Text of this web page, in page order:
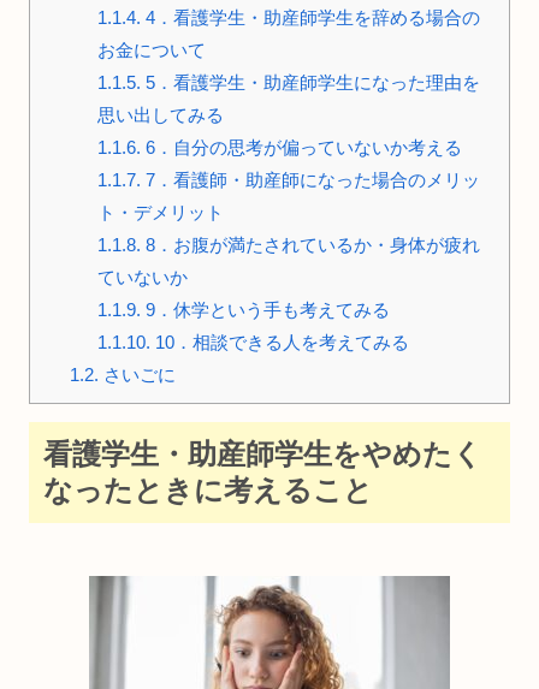
1.1.4. 4．看護学生・助産師学生を辞める場合の
お金について
1.1.5. 5．看護学生・助産師学生になった理由を
思い出してみる
1.1.6. 6．自分の思考が偏っていないか考える
1.1.7. 7．看護師・助産師になった場合のメリッ
ト・デメリット
1.1.8. 8．お腹が満たされているか・身体が疲れ
ていないか
1.1.9. 9．休学という手も考えてみる
1.1.10. 10．相談できる人を考えてみる
1.2. さいごに
看護学生・助産師学生をやめたく
なったときに考えること